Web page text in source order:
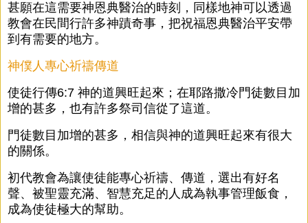
甚願在這需要神恩典醫治的時刻，同樣地神可以透過
教會在民間行許多神蹟奇事，把祝福恩典醫治平安帶
到有需要的地方。
神僕人專心祈禱傳道
使徒行傳6:7 神的道興旺起來；在耶路撒冷門徒數目加
增的甚多，也有許多祭司信從了這道。
門徒數目加增的甚多，相信與神的道興旺起來有很大
的關係。
初代教會為讓使徒能專心祈禱、傳道，選出有好名
聲、被聖靈充滿、智慧充足的人成為執事管理飯食，
成為使徒極大的幫助。